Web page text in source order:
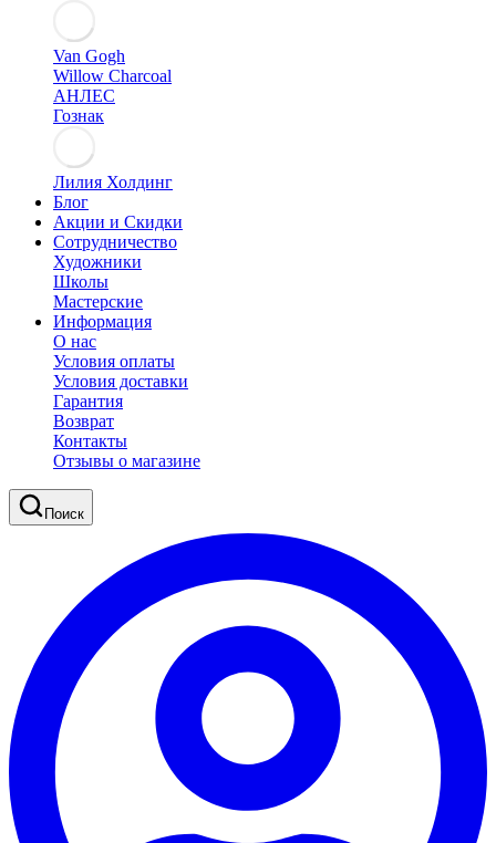
Van Gogh
Willow Charcoal
АНЛЕС
Гознак
Лилия Холдинг
Блог
Акции и Скидки
Сотрудничество
Художники
Школы
Мастерские
Информация
О нас
Условия оплаты
Условия доставки
Гарантия
Возврат
Контакты
Отзывы о магазине
Поиск